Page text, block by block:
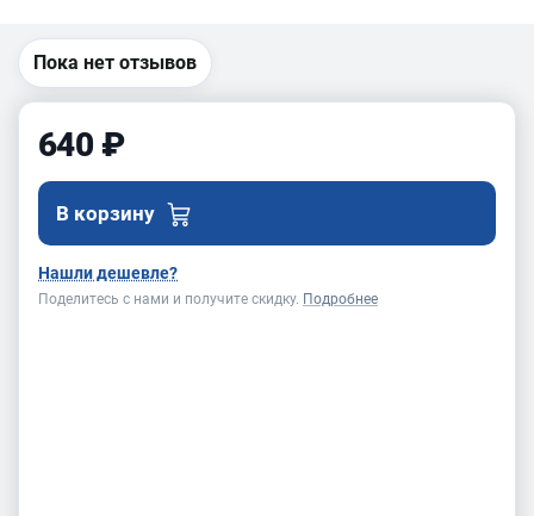
Пока нет отзывов
640 ₽
В корзину
Нашли дешевле?
Поделитесь с нами и получите скидку. Подробнее